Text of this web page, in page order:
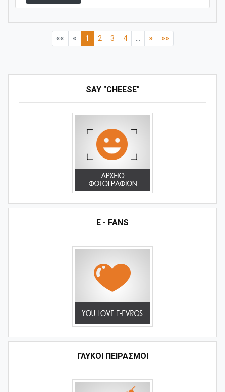
SAY "CHEESE"
E - FANS
ΓΛΥΚΟΊ ΠΕΙΡΑΣΜΟΊ
«« « 1 2 3 4 » »»